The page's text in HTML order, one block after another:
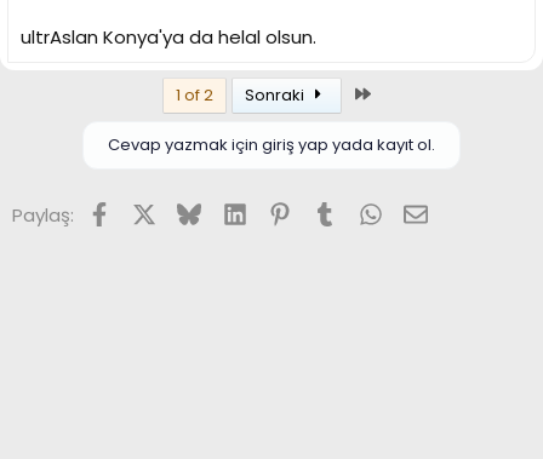
ultrAslan Konya'ya da helal olsun.
1 of 2 Sonraki
Cevap yazmak için giriş yap yada kayıt ol.
Paylaş: FacebookX (Twitter)
BlueskyLinkedInPinterest
TumblrWhatsApp
E-posta